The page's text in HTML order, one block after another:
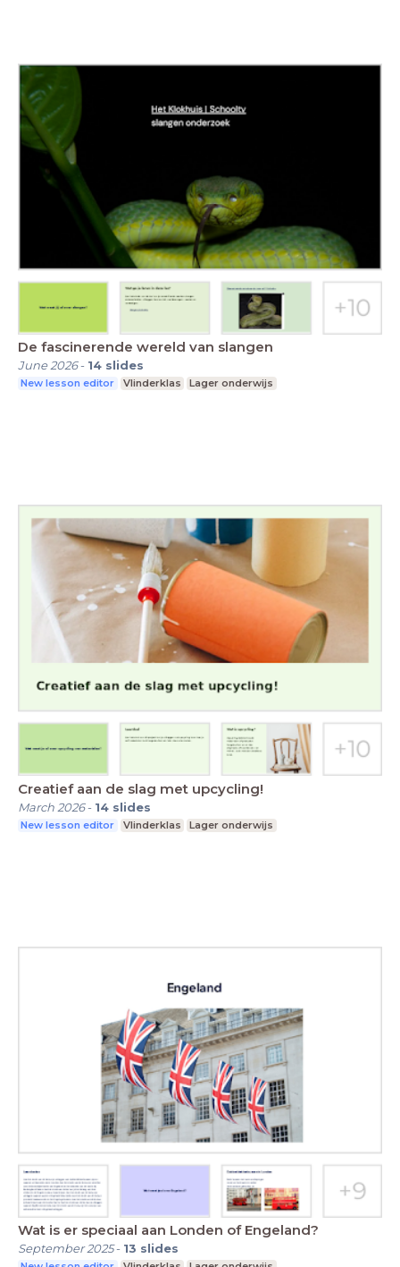
De fascinerende wereld van slangen
June 2026- 14 slides
New lesson editor Vlinderklas Lager onderwijs
Creatief aan de slag met upcycling!
March 2026- 14 slides
New lesson editor Vlinderklas Lager onderwijs
Wat is er speciaal aan Londen of Engeland?
September 2025- 13 slides